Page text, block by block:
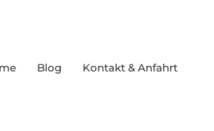
Blog Kontakt & Anfahrt